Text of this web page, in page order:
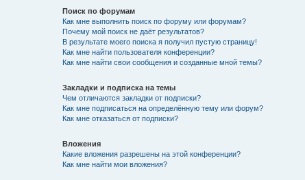
Поиск по форумам
Как мне выполнить поиск по форуму или форумам?
Почему мой поиск не даёт результатов?
В результате моего поиска я получил пустую страницу!
Как мне найти пользователя конференции?
Как мне найти свои сообщения и созданные мной темы?
Закладки и подписка на темы
Чем отличаются закладки от подписки?
Как мне подписаться на определённую тему или форум?
Как мне отказаться от подписки?
Вложения
Какие вложения разрешены на этой конференции?
Как мне найти мои вложения?